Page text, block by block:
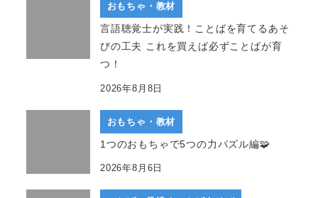
おもちゃ・教材
言語聴覚士が実践！ことばを育てるあそ
びの工夫 これを買えば必ずことばが育
つ！
2026年8月8日
おもちゃ・教材
1つのおもちゃで5つの力パズル編🧩
2026年8月6日